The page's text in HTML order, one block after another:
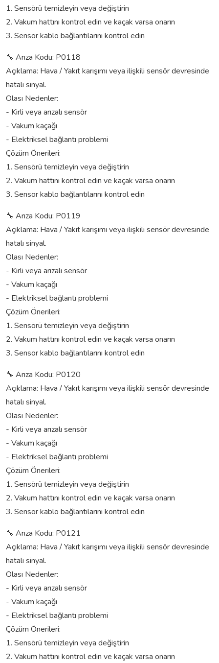
1. Sensörü temizleyin veya değiştirin
2. Vakum hattını kontrol edin ve kaçak varsa onarın
3. Sensor kablo bağlantılarını kontrol edin
🔧 Arıza Kodu: P0118
Açıklama: Hava / Yakıt karışımı veya ilişkili sensör devresinde
hatalı sinyal.
Olası Nedenler:
- Kirli veya arızalı sensör
- Vakum kaçağı
- Elektriksel bağlantı problemi
Çözüm Önerileri:
1. Sensörü temizleyin veya değiştirin
2. Vakum hattını kontrol edin ve kaçak varsa onarın
3. Sensor kablo bağlantılarını kontrol edin
🔧 Arıza Kodu: P0119
Açıklama: Hava / Yakıt karışımı veya ilişkili sensör devresinde
hatalı sinyal.
Olası Nedenler:
- Kirli veya arızalı sensör
- Vakum kaçağı
- Elektriksel bağlantı problemi
Çözüm Önerileri:
1. Sensörü temizleyin veya değiştirin
2. Vakum hattını kontrol edin ve kaçak varsa onarın
3. Sensor kablo bağlantılarını kontrol edin
🔧 Arıza Kodu: P0120
Açıklama: Hava / Yakıt karışımı veya ilişkili sensör devresinde
hatalı sinyal.
Olası Nedenler:
- Kirli veya arızalı sensör
- Vakum kaçağı
- Elektriksel bağlantı problemi
Çözüm Önerileri:
1. Sensörü temizleyin veya değiştirin
2. Vakum hattını kontrol edin ve kaçak varsa onarın
3. Sensor kablo bağlantılarını kontrol edin
🔧 Arıza Kodu: P0121
Açıklama: Hava / Yakıt karışımı veya ilişkili sensör devresinde
hatalı sinyal.
Olası Nedenler:
- Kirli veya arızalı sensör
- Vakum kaçağı
- Elektriksel bağlantı problemi
Çözüm Önerileri:
1. Sensörü temizleyin veya değiştirin
2. Vakum hattını kontrol edin ve kaçak varsa onarın